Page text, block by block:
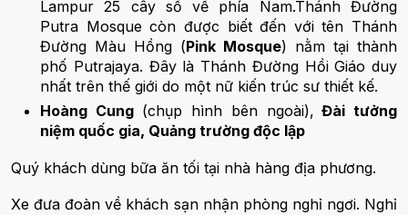
Lampur 25 cây số về phía Nam.Thánh Đường
Putra Mosque còn được biết đến với tên Thánh
Đường Màu Hồng (Pink Mosque) nằm tại thành
phố Putrajaya. Đây là Thánh Đường Hồi Giáo duy
nhất trên thế giới do một nữ kiến trúc sư thiết kế.
Hoàng Cung(chụp hình bên ngoài), Đài tưởng
niệm quốc gia, Quảng trường độc lập
Quý khách dùng bữa ăn tối tại nhà hàng địa phương.
Xe đưa đoàn về khách sạn nhận phòng nghỉ ngơi. Nghỉ